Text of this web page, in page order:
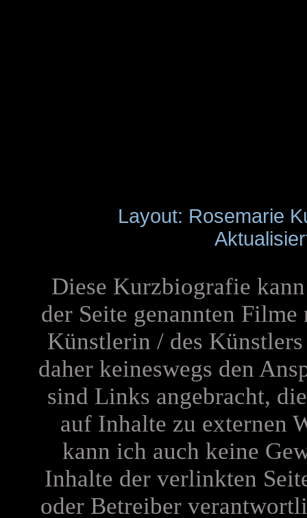
Layout: Rosemarie
Diese Kurzbiografie
der Seite genannten
Künstlerin / des
daher keineswegs den
sind Links angebracht,
auf Inhalte zu externen
kann ich auch keine
Inhalte der verlinkten
oder Betreiber